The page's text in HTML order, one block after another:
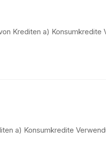
Krediten a) Konsumkredite
a) Konsumkredite